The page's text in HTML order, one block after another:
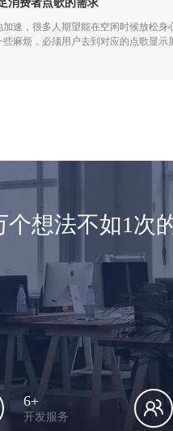
消费者点歌的需求
加速，很多人期望能在空闲时候放松
麻烦，必须用户去到对应的点歌显
个想法不如1次
6+
开发服务